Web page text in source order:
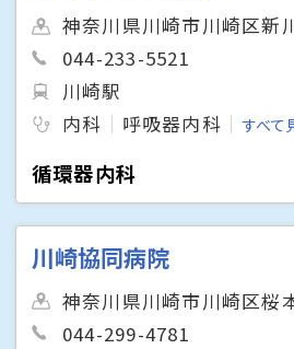
神奈川県川崎市川崎区新
044-233-5521
川崎駅
内科
呼吸器内科 すべて
循環器内科
川崎協同病院
神奈川県川崎市川崎区桜
044-299-4781